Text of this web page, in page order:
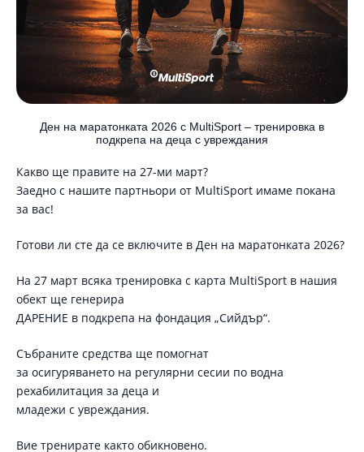
Ден на маратонката 2026 с MultiSport – тренировка в
подкрепа на деца с увреждания
Какво ще правите на 27-ми март?
Заедно с нашите партньори от MultiSport имаме покана
за вас!
Готови ли сте да се включите в Ден на маратонката 2026?
На 27 март всяка тренировка с карта MultiSport в нашия
обект ще генерира
ДАРЕНИЕ в подкрепа на фондация „Сийдър“.
Събраните средства ще помогнат
за осигуряването на регулярни сесии по водна
рехабилитация за деца и
младежи с увреждания.
Вие тренирате както обикновено.